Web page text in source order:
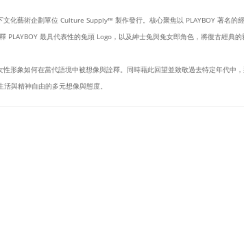
化藝術企劃單位 Culture Supply™ 製作發行。核心聚焦以 PLAYBOY 著名的
最具代表性的兔頭 Logo，以及紳士兔與兔女郎角色，將復古經典的
象如何在當代語境中被想像與詮釋。同時藉此回望並致敬過去特定年代中
與精神自由的多元想像與態度。